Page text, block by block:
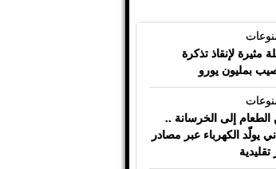
مثيرة لإنقاذ تذكرة
بمليون يورو
إلى الخرسانة ..
يولّد الكهرباء عبر مصادر
تقليدية